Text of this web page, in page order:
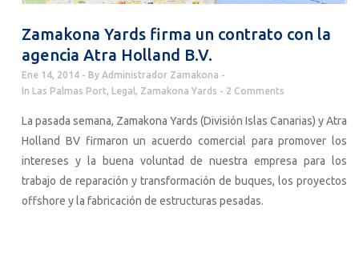
Zamakona Yards firma un contrato con la
agencia Atra Holland B.V.
Ene 14, 2014 By Administrador Zamakona
In Las Palmas Port Legal Zamakona Yards 2 Comments
La pasada semana, Zamakona Yards (División Islas Canarias) y Atra
Holland BV firmaron un acuerdo comercial para promover los
intereses y la buena voluntad de nuestra empresa para los
trabajo de reparación y transformación de buques, los proyectos
offshore y la fabricación de estructuras pesadas.